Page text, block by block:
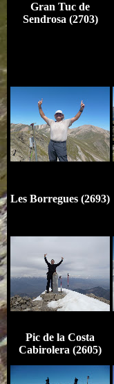
Gran Tuc de
Sendrosa (2703)
Les Borregues (2693)
Pic de la Costa
Cabirolera (2605)